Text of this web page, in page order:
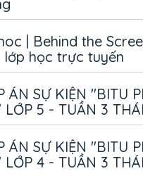
| Behind the
lớp học trực tuyến
ÁN SỰ KIỆN "BITU
LỚP 5 - TUẦN 3
ÁN SỰ KIỆN "BITU
LỚP 4 - TUẦN 3